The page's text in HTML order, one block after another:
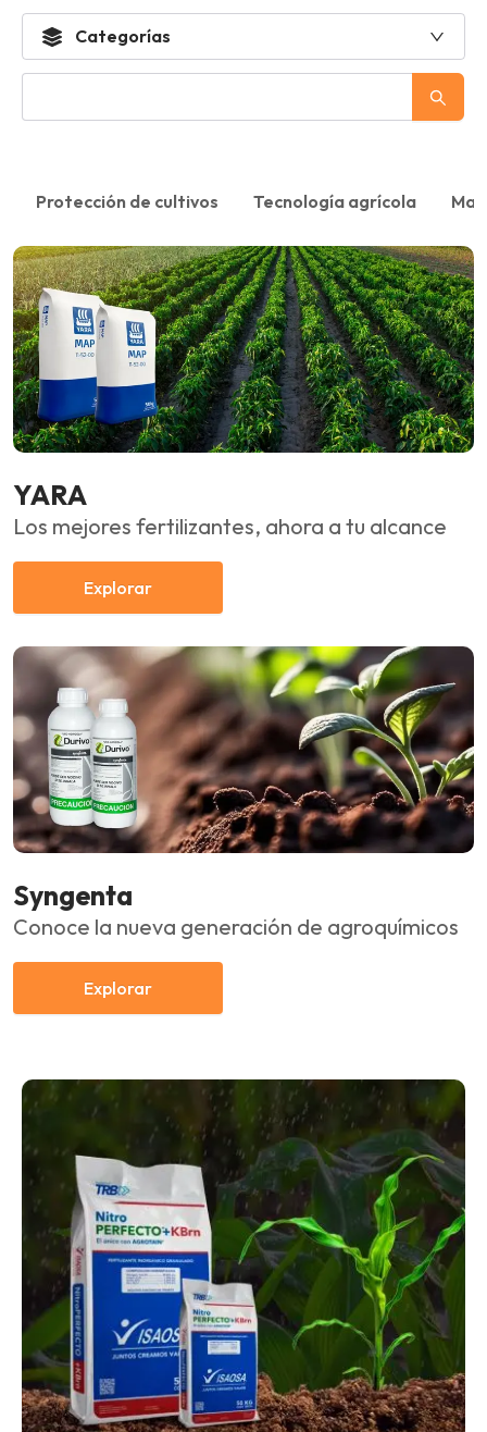
Categorías
Protección de cultivos Tecnología agrícola
YARA
Los mejores fertilizantes, ahora a tu alcance
Explorar
Syngenta
Conoce la nueva generación de agroquímicos
Explorar